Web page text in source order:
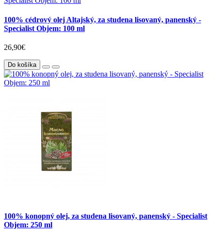
100% cédrový olej Altajský, za studena lisovaný, panenský -
Specialist Objem: 100 ml
26,90€
Do košíka
100% konopný olej, za studena lisovaný, panenský - Specialist
Objem: 250 ml